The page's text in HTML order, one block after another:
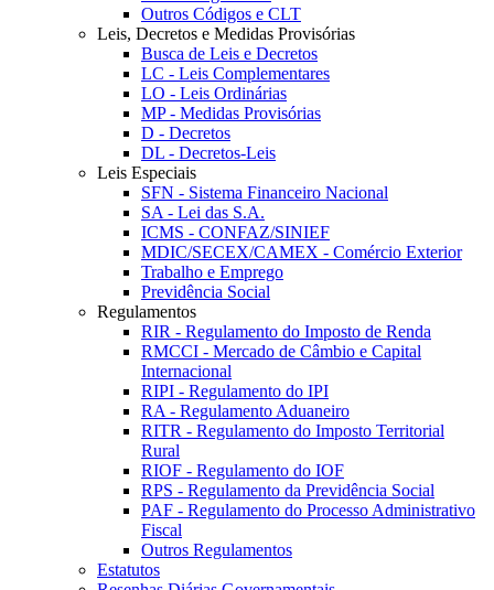
Outros Códigos e CLT
Leis, Decretos e Medidas Provisórias
Busca de Leis e Decretos
LC - Leis Complementares
LO - Leis Ordinárias
MP - Medidas Provisórias
D - Decretos
DL - Decretos-Leis
Leis Especiais
SFN - Sistema Financeiro Nacional
SA - Lei das S.A.
ICMS - CONFAZ/SINIEF
MDIC/SECEX/CAMEX - Comércio Exterior
Trabalho e Emprego
Previdência Social
Regulamentos
RIR - Regulamento do Imposto de Renda
RMCCI - Mercado de Câmbio e Capital
Internacional
RIPI - Regulamento do IPI
RA - Regulamento Aduaneiro
RITR - Regulamento do Imposto Territorial
Rural
RIOF - Regulamento do IOF
RPS - Regulamento da Previdência Social
PAF - Regulamento do Processo Administrativo
Fiscal
Outros Regulamentos
Estatutos